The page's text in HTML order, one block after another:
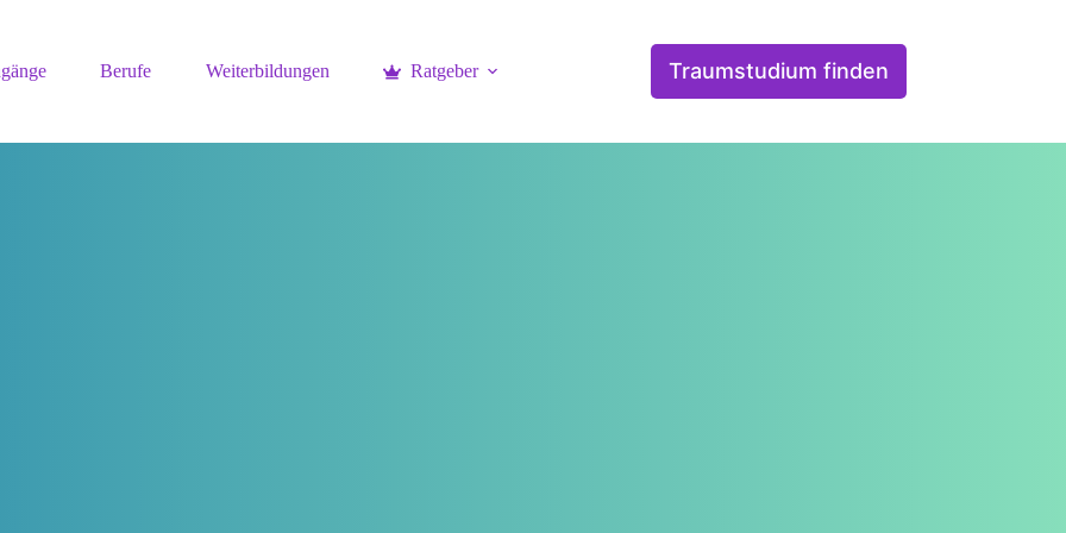
Berufe Weiterbildungen Ratgeber Traumstudium finden